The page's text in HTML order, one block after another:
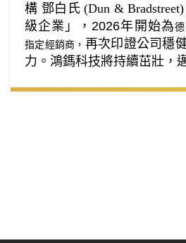
構 鄧白氏 (Dun &
級企業」， 2026年開始為
指定經銷商， 再次印證公司穩
力。鴻鎷科技將持續茁壯，